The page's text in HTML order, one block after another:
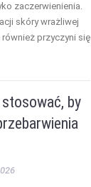
zaczerwienienia.
skóry wrażliwej
przyczyni się
by